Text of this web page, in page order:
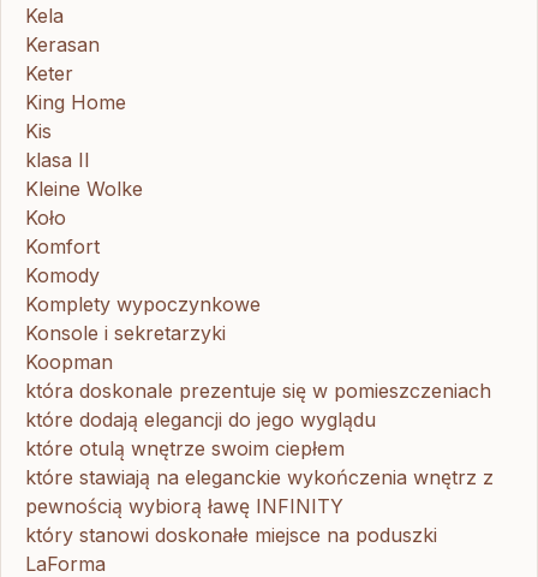
Kela
Kerasan
Keter
King Home
Kis
klasa II
Kleine Wolke
Koło
Komfort
Komody
Komplety wypoczynkowe
Konsole i sekretarzyki
Koopman
która doskonale prezentuje się w pomieszczeniach
które dodają elegancji do jego wyglądu
które otulą wnętrze swoim ciepłem
które stawiają na eleganckie wykończenia wnętrz z
pewnością wybiorą ławę INFINITY
który stanowi doskonałe miejsce na poduszki
LaForma